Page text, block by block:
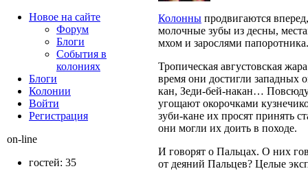
Колонны продвигаются
молочные зубы из десны,
мхом и зарослями папоротника.
Тропическая августовская
время они достигли западных
кан, Зеди-бей-накан…
угощают окорочками
зуби-кане их просят принять
они могли их доить в походе.
И говорят о Пальцах. О них
от деяний Пальцев? Целые
Новое на сайте
Форум
Блоги
События в
колониях
Блоги
Колонии
Войти
Peгиcтpaция
on-line
гостей: 35